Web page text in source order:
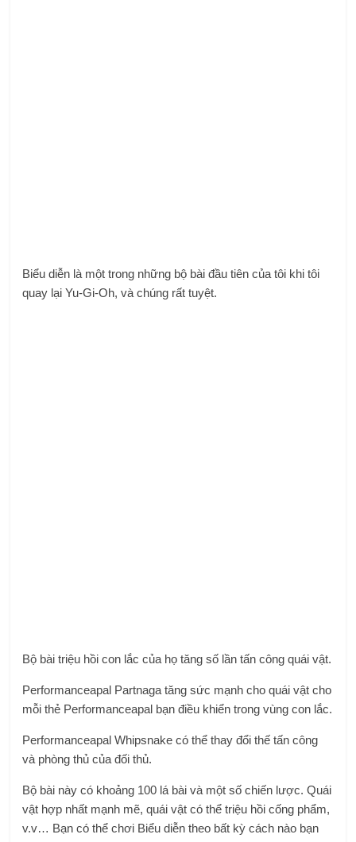
Biểu diễn là một trong những bộ bài đầu tiên của tôi khi tôi
quay lại Yu-Gi-Oh, và chúng rất tuyệt.
Bộ bài triệu hồi con lắc của họ tăng số lần tấn công quái vật.
Performanceapal Partnaga tăng sức mạnh cho quái vật cho
mỗi thẻ Performanceapal bạn điều khiển trong vùng con lắc.
Performanceapal Whipsnake có thể thay đổi thế tấn công
và phòng thủ của đối thủ.
Bộ bài này có khoảng 100 lá bài và một số chiến lược. Quái
vật hợp nhất mạnh mẽ, quái vật có thể triệu hồi cống phẩm,
v.v… Bạn có thể chơi Biểu diễn theo bất kỳ cách nào bạn